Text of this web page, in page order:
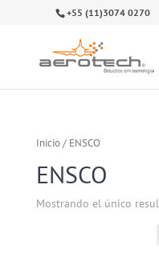
+55 (11)3074 0270
Inicio/ ENSCO
ENSCO
Mostrando el único